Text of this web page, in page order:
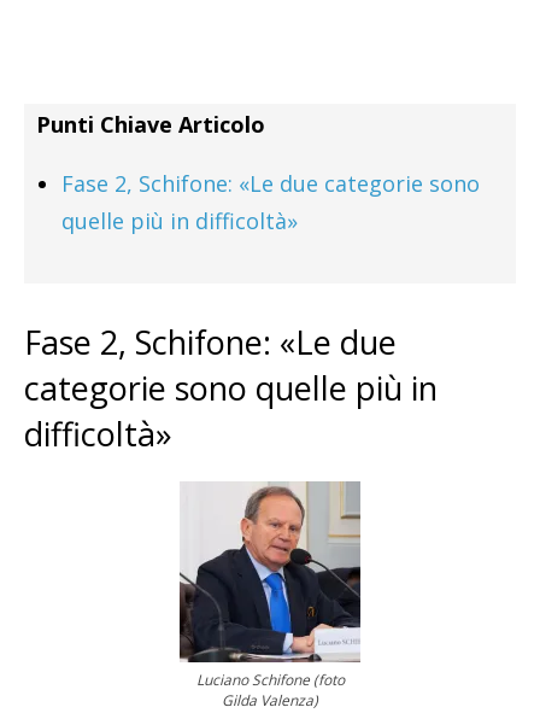
Punti Chiave Articolo
Fase 2, Schifone: «Le due categorie sono
quelle più in difficoltà»
Fase 2, Schifone: «Le due
categorie sono quelle più in
difficoltà»
Luciano Schifone (foto
Gilda Valenza)